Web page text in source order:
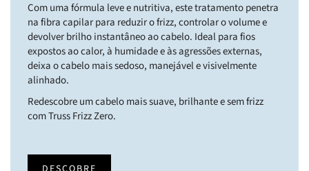
Com uma fórmula leve e nutritiva, este tratamento penetra
na fibra capilar para reduzir o frizz, controlar o volume e
devolver brilho instantâneo ao cabelo. Ideal para fios
expostos ao calor, à humidade e às agressões externas,
deixa o cabelo mais sedoso, manejável e visivelmente
alinhado.
Redescobre um cabelo mais suave, brilhante e sem frizz
com Truss Frizz Zero.